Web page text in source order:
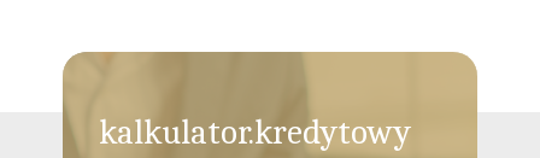
kalkulator.kredytowy